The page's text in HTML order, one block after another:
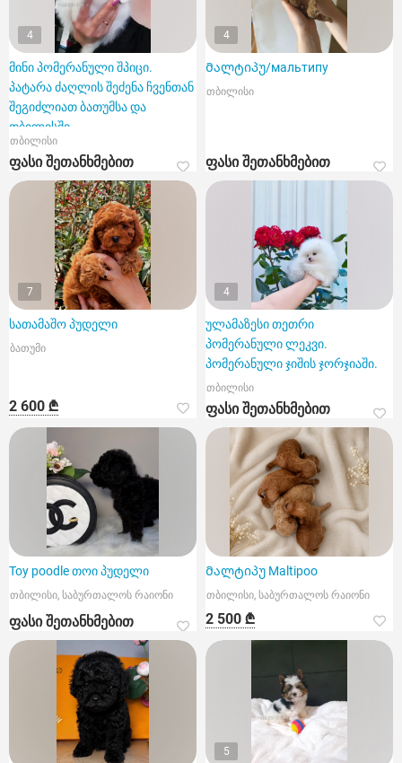
4
მინი პომერანული შპიცი.
პატარა ძაღლის შეძენა ჩვენთან
შეგიძლიათ ბათუმსა და
თბილისში.
თბილისი
ფასი შეთანხმებით
4
Მალტიპუ/мальтипу
თბილისი
ფასი შეთანხმებით
7
სათამაშო პუდელი
ბათუმი
2 600 ₾
4
ულამაზესი თეთრი
პომერანული ლეკვი.
პომერანული ჯიშის ჯორჯიაში.
თბილისი
ფასი შეთანხმებით
Toy poodle თოი პუდელი
თბილისი, საბურთალოს რაიონი
ფასი შეთანხმებით
Მალტიპუ Maltipoo
თბილისი, საბურთალოს რაიონი
2 500 ₾
5